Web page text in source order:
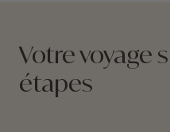
Votre voyage
étapes